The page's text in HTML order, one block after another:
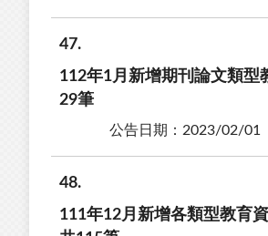
47
112年1月新增期刊論文類型
29筆
公告日期：2023/02/01
48
111年12月新增各類型教育